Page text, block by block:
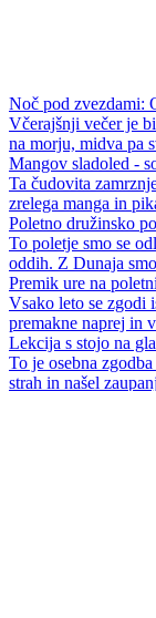
Noč pod zvezdami:
Včerajšnji večer je
na morju, midva pa
Mangov sladoled -
Ta čudovita
zrelega manga in
Poletno družinsko
To poletje smo se
oddih. Z Dunaja
Premik ure na
Vsako leto se zgodi
premakne naprej in
Lekcija s stojo na
To je osebna
strah in našel